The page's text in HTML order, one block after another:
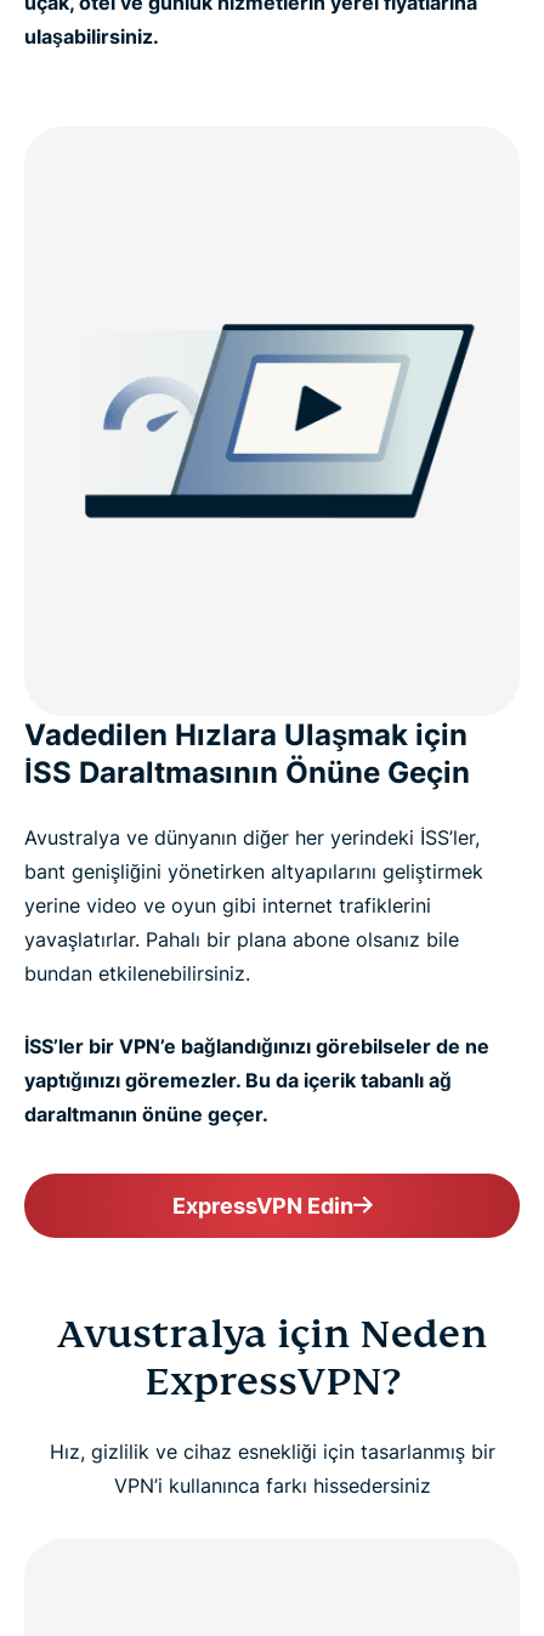
ulaşabilirsiniz.
Vadedilen Hızlara Ulaşmak için
İSS Daraltmasının Önüne Geçin
Avustralya ve dünyanın diğer her yerindeki İSS’ler,
bant genişliğini yönetirken altyapılarını geliştirmek
yerine video ve oyun gibi internet trafiklerini
yavaşlatırlar. Pahalı bir plana abone olsanız bile
bundan etkilenebilirsiniz.
İSS’ler bir VPN’e bağlandığınızı görebilseler de ne
yaptığınızı göremezler. Bu da içerik tabanlı ağ
daraltmanın önüne geçer.
ExpressVPN Edin
Avustralya için Neden
ExpressVPN?
Hız, gizlilik ve cihaz esnekliği için tasarlanmış bir
VPN’i kullanınca farkı hissedersiniz